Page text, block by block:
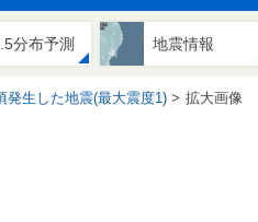
分布予測 地震情報
発生した地震(最大震度1) 拡大画像